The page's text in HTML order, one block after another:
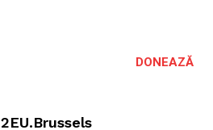
DONEAZĂ
2EU.Brussels